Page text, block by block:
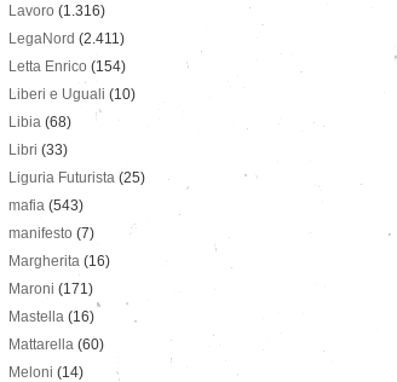
Lavoro (1.316)
LegaNord (2.411)
Letta Enrico (154)
Liberi e Uguali (10)
Libia (68)
Libri (33)
Liguria Futurista (25)
mafia (543)
manifesto (7)
Margherita (16)
Maroni (171)
Mastella (16)
Mattarella (60)
Meloni (14)